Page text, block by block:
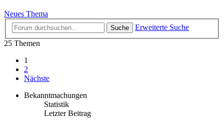
Neues Thema
Suche
Erweiterte Suche
25 Themen
1
2
Nächste
Bekanntmachungen
Statistik
Letzter Beitrag